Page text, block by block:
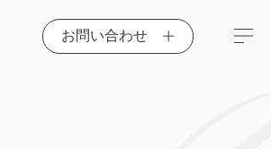
お問い合わせ